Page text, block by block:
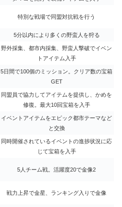
特別な戦場で同盟対抗戦を行う
5分以内により多くの野蛮人を狩る
野外採集、都市内採集、野蛮人撃破でイベン
トアイテム入手
5日間で100個のミッション。クリア数の宝箱
GET
同盟員で協力してアイテムを提供し、かめを
修復。最大10回宝箱を入手
イベントアイテムをエピック都市テーマなど
と交換
同時開催されているイベントの進捗状況に応
じて宝箱を入手
5人チーム戦。活躍度20で金像2
戦力上昇で金星、ランキング入りで金像